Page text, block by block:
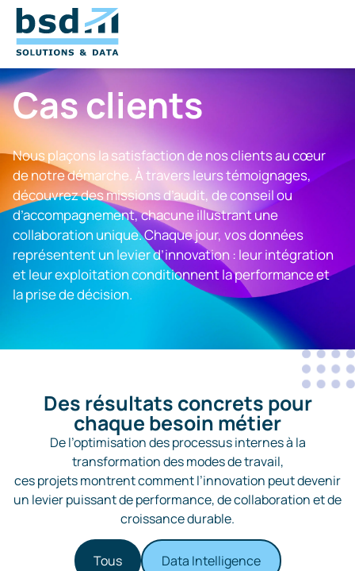
Cas clients
Nous plaçons la satisfaction de nos clients au cœur
de notre démarche. À travers leurs témoignages,
découvrez des missions d’audit, de conseil ou
d’accompagnement, chacune illustrant une
collaboration unique. Chaque jour, vos données
représentent un levier d’innovation : leur intégration
et leur exploitation conditionnent la performance et
la prise de décision.
Des résultats concrets pour
chaque besoin métier
De l’optimisation des processus internes à la
transformation des modes de travail,
ces projets montrent comment l’innovation peut devenir
un levier puissant de performance, de collaboration et de
croissance durable.
Tous Data Intelligence